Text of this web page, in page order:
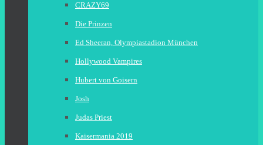
CRAZY69
Die Prinzen
Ed Sheeran, Olympiastadion München
Hollywood Vampires
Hubert von Goisern
Josh
Judas Priest
Kaisermania 2019